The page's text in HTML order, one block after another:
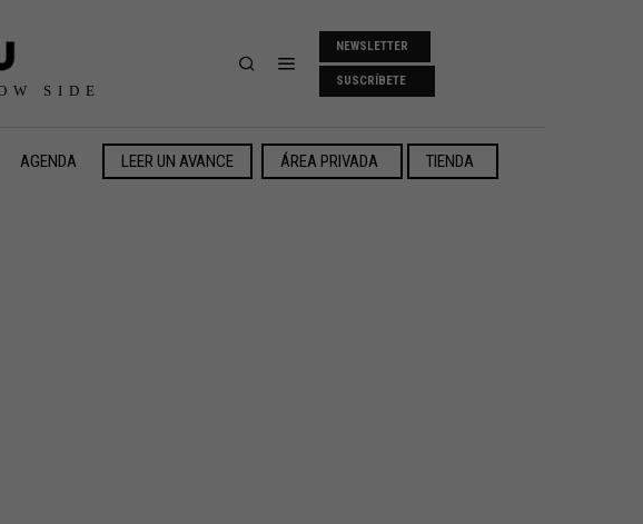
SIDE
NEWSLETTER
SUSCRÍBETE
AGENDA LEER UN AVANCE ÁREA PRIVADA TIENDA